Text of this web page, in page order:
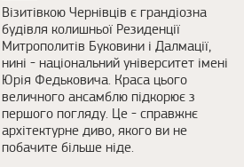
Візитівкою Чернівців є грандіозна
будівля колишньої Резиденції
Митрополитів Буковини і Далмації,
нині - національний університет імені
Юрія Федьковича. Краса цього
величного ансамблю підкорює з
першого погляду. Це - справжнє
архітектурне диво, якого ви не
побачите більше ніде.